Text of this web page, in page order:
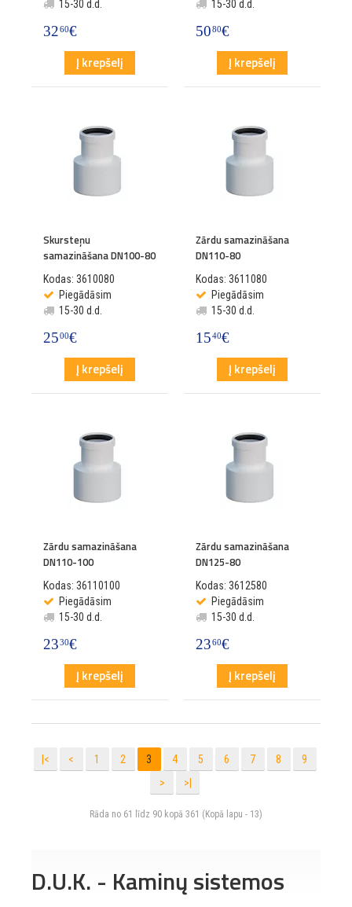
15-30 d.d.
3260€
Į krepšelį
15-30 d.d.
5080€
Į krepšelį
Skursteņu
samazināšana DN100-80
Kodas: 3610080
Piegādāsim
15-30 d.d.
2500€
Į krepšelį
Zārdu samazināšana
DN110-80
Kodas: 3611080
Piegādāsim
15-30 d.d.
1540€
Į krepšelį
Zārdu samazināšana
DN110-100
Kodas: 36110100
Piegādāsim
15-30 d.d.
2330€
Į krepšelį
Zārdu samazināšana
DN125-80
Kodas: 3612580
Piegādāsim
15-30 d.d.
2360€
Į krepšelį
|< < 1 2 3 4 5 6 7 8
9
>
>|
Rāda no 61 līdz 90 kopā 361 (Kopā lapu - 13)
D.U.K. - Kaminų sistemos